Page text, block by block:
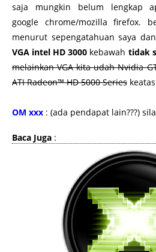
saja mungkin belum lengkap
google chrome/mozilla firefox.
menurut sepengatahuan saya
VGA intel HD 3000 kebawah tidak
melainkan VGA kita udah Nvidia
ATI Radeon™ HD 5000 Series
OM xxx : (ada pendapat lain???)
Baca Juga :